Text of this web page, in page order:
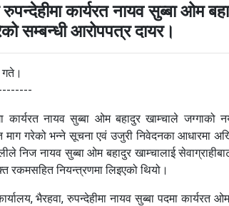
रुपन्देहीमा कार्यरत नायव सुब्बा ओम
सम्बन्धी आरोपपत्र दायर।
गते।
कार्यरत नायव सुब्बा ओम बहादुर खाम्चाले जग्गाको
माग गरेको भन्ने सूचना एवं उजुरी निवेदनका आधारमा
निज नायव सुब्बा ओम बहादुर खाम्चालाई
नियन्त्रणमा लिइएको थियो।
भैरहवा, रुपन्देहीमा नायव सुब्बा पदमा कार्यरत